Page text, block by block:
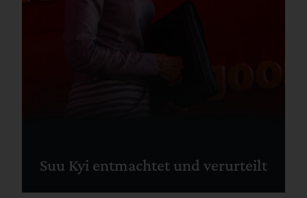
Suu Kyi entmachtet und verurteilt